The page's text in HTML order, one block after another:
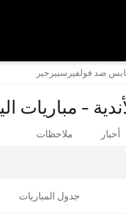
ضد فولفيرسبيرجير
- مباريات
أخبار ملاحظات
جدول المباريات